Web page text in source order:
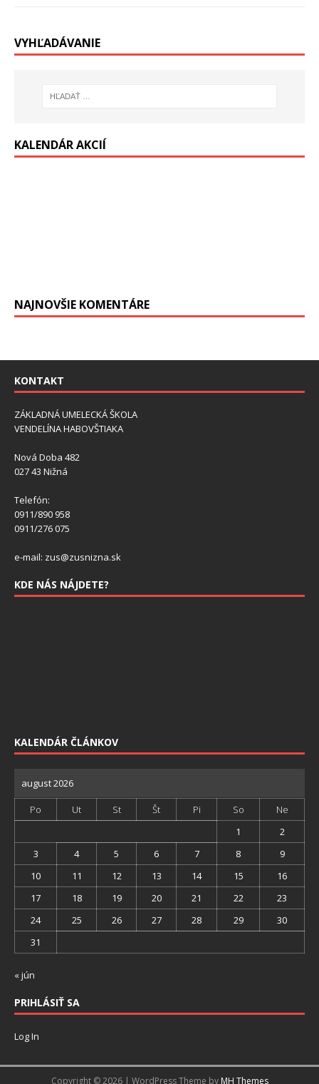
VYHĽADÁVANIE
KALENDÁR AKCIÍ
NAJNOVŠIE KOMENTÁRE
KONTAKT
ZÁKLADNÁ UMELECKÁ ŠKOLA
VENDELÍNA HABOVŠTIAKA
Nová Doba 482
027 43 Nižná
Telefón:
0911/890 958
0911/276 075
e-mail: zus@zusnizna.sk
KDE NÁS NÁJDETE?
KALENDÁR ČLÁNKOV
august 2026
Po Ut St Št Pi So
Ne
1
2
3
4 5 6 7 8
9
10
11 12 13 14 15
16
17
18 19 20 21 22
23
24
25 26 27 28 29
30
31
« jún
PRIHLÁSIŤ SA
Log In
Copyright © 2026 | WordPress Theme by MH Themes